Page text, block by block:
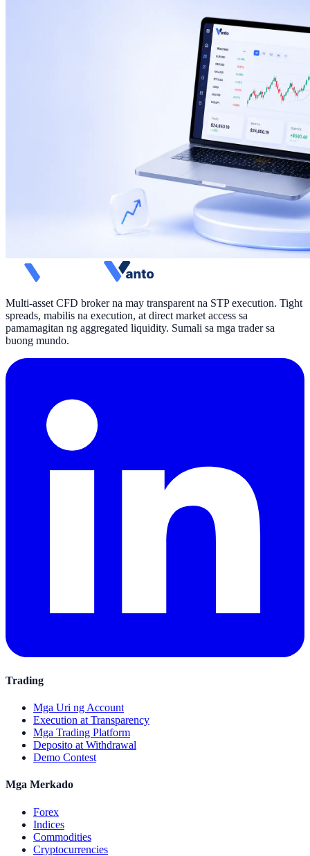
Multi-asset CFD broker na may transparent na STP execution. Tight
spreads, mabilis na execution, at direct market access sa
pamamagitan ng aggregated liquidity. Sumali sa mga trader sa
buong mundo.
Trading
Mga Uri ng Account
Execution at Transparency
Mga Trading Platform
Deposito at Withdrawal
Demo Contest
Mga Merkado
Forex
Indices
Commodities
Cryptocurrencies